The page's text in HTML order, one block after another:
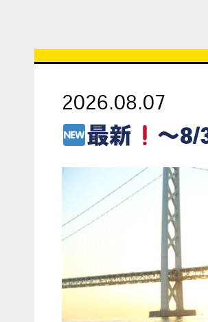
2026.08.07
最新 ～8/